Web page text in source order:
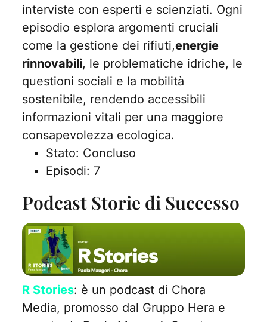
interviste con esperti e scienziati. Ogni
episodio esplora argomenti cruciali
come la gestione dei rifiuti,energie
rinnovabili, le problematiche idriche, le
questioni sociali e la mobilità
sostenibile, rendendo accessibili
informazioni vitali per una maggiore
consapevolezza ecologica.
Stato: Concluso
Episodi: 7
Podcast Storie di Successo
R Stories: è un podcast di Chora
Media, promosso dal Gruppo Hera e